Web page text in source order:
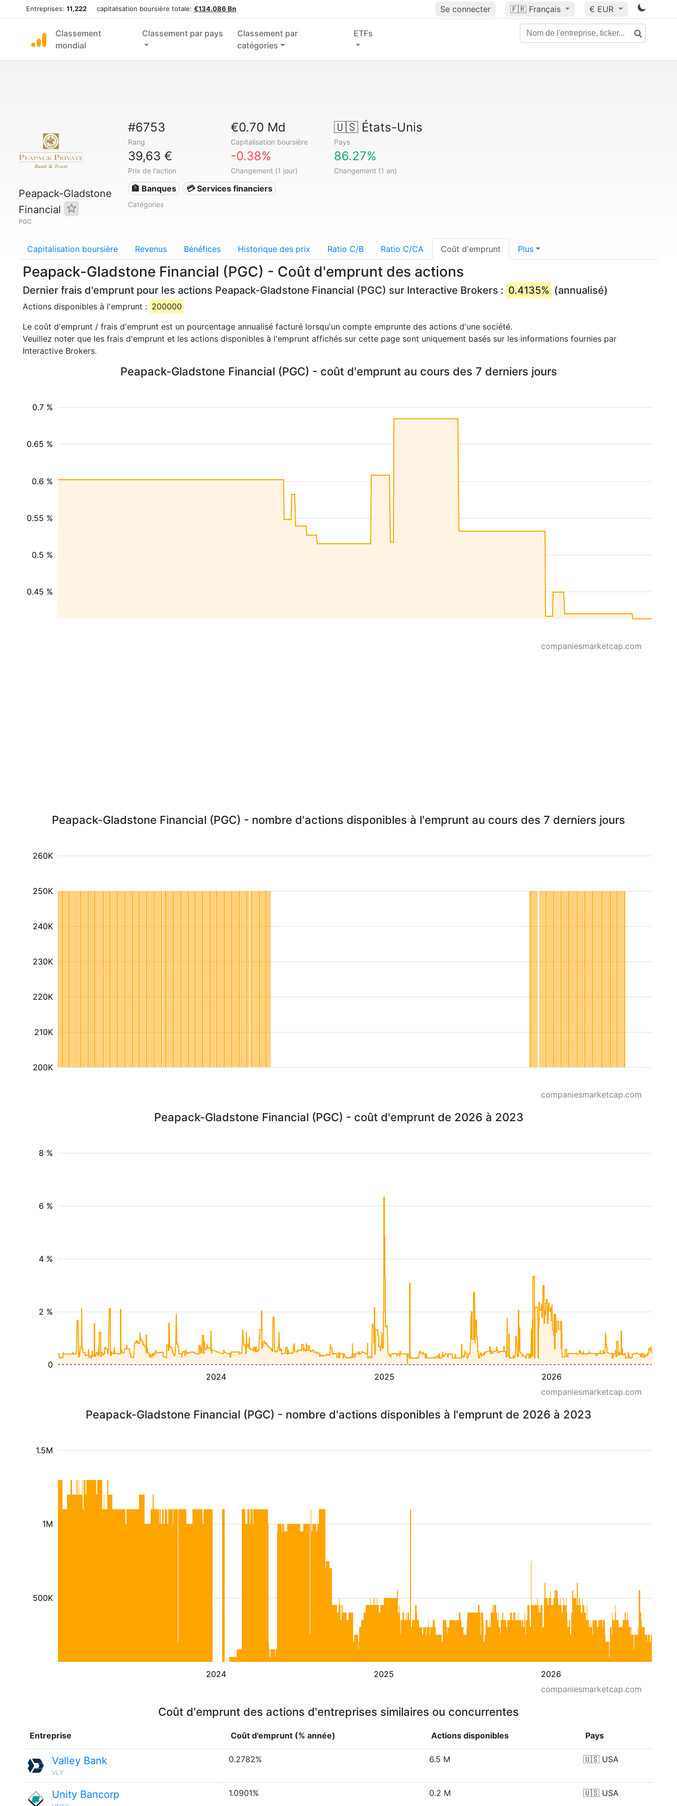
Entreprises: 11,222 capitalisation boursière totale: €134.086 Bn Se connecter 🇫🇷 Français € EUR
Classement
mondial
Classement par pays
Classement par
catégories
ETFs
Peapack-Gladstone
Financial
PGC
#6753
Rang
€0.70 Md
Capitalisation boursière
🇺🇸États-Unis
Pays
39,63 €
Prix de l'action
-0.38%
Changement (1 jour)
86.27%
Changement (1 an)
🏦 Banques 💳 Services financiers
Catégories
Capitalisation boursière Revenus Bénéfices Historique des prix Ratio C/B Ratio C/CA Coût d'emprunt Plus
Peapack-Gladstone Financial (PGC) - Coût d'emprunt des actions
Dernier frais d'emprunt pour les actions Peapack-Gladstone Financial (PGC) sur Interactive Brokers : 0.4135% (annualisé)
Actions disponibles à l'emprunt : 200000
Le coût d'emprunt / frais d'emprunt est un pourcentage annualisé facturé lorsqu'un compte emprunte des actions d'une société.
Veuillez noter que les frais d'emprunt et les actions disponibles à l'emprunt affichés sur cette page sont uniquement basés sur les informations fournies par
Interactive Brokers.
Peapack-Gladstone Financial (PGC) - coût d'emprunt au cours des 7 derniers jours
0.45 %
0.5 %
0.55 %
0.6 %
0.65 %
0.7 %
companiesmarketcap.com
Peapack-Gladstone Financial (PGC) - nombre d'actions disponibles à l'emprunt au cours des 7 derniers jours
200K
210K
220K
230K
240K
250K
260K
companiesmarketcap.com
Peapack-Gladstone Financial (PGC) - coût d'emprunt de 2026 à 2023
2024 2025 2026
2 %
4 %
6 %
8 %
0
companiesmarketcap.com
Peapack-Gladstone Financial (PGC) - nombre d'actions disponibles à l'emprunt de 2026 à 2023
2024 2025 2026
500K
1M
1.5M
companiesmarketcap.com
Coût d'emprunt des actions d'entreprises similaires ou concurrentes
Entreprise Coût d'emprunt (% année) Actions disponibles Pays
Valley Bank
VLY
0.2782% 6.5 M 🇺🇸 USA
Unity Bancorp 1.0901% 0.2 M 🇺🇸 USA